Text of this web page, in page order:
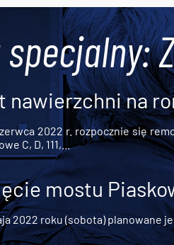
specjalny:
nawierzchni na
2022 r. rozpocznie się
C, D, 111,...
mostu
2022 roku (sobota) planowane